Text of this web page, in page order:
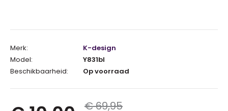
Merk:
K-design
Model:
Y831bl
Beschikbaarheid:
Op voorraad
€ 69,95